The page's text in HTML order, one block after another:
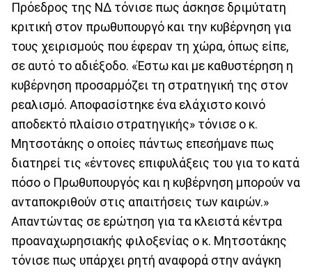
Πρόεδρος της ΝΔ τόνισε πως άσκησε δριμύτατη
κριτική στον πρωθυπουργό και την κυβέρνηση για
τους χειρισμούς που έφεραν τη χώρα, όπως είπε,
σε αυτό το αδιέξοδο. «Έστω και με καθυστέρηση η
κυβέρνηση προσαρμόζει τη στρατηγική της στον
ρεαλισμό. Αποφασίστηκε ένα ελάχιστο κοινό
αποδεκτό πλαίσιο στρατηγικής» τόνισε ο κ.
Μητσοτάκης ο οποίες πάντως επεσήμανε πως
διατηρεί τις «έντονες επιφυλάξεις του για το κατά
πόσο ο Πρωθυπουργός και η κυβέρνηση μπορούν να
ανταποκριθούν στις απαιτήσεις των καιρών.»
Απαντώντας σε ερώτηση για τα κλειστά κέντρα
προαναχωρησιακής φιλοξενίας ο κ. Μητσοτάκης
τόνισε πως υπάρχει ρητή αναφορά στην ανάγκη